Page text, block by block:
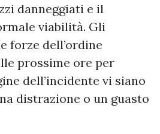
danneggiati e il
viabilità. Gli
forze dell’ordine
prossime ore per
dell’incidente vi siano
distrazione o un guasto